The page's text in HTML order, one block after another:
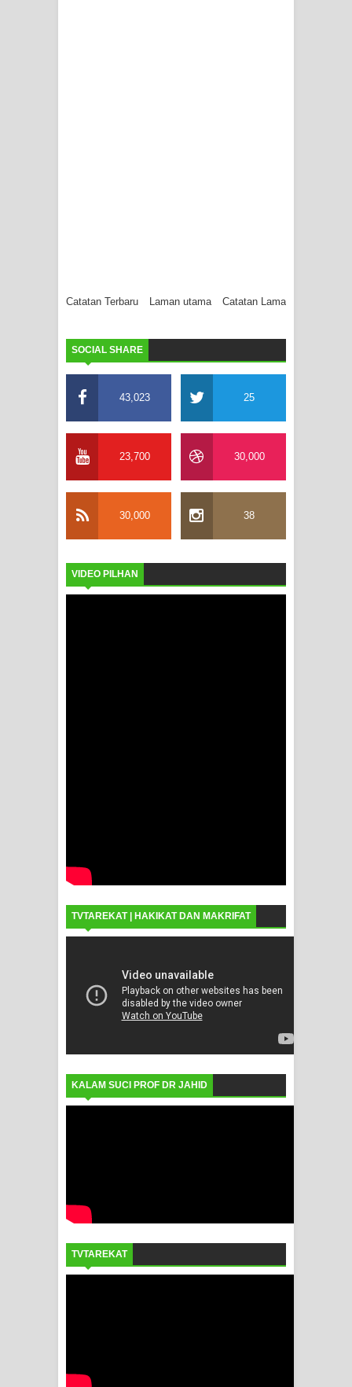
Catatan Terbaru Catatan Lama
Laman utama
SOCIAL SHARE
43,023 25
23,700 30,000
30,000 38
VIDEO PILHAN
TVTAREKAT | HAKIKAT DAN MAKRIFAT
KALAM SUCI PROF DR JAHID
TVTAREKAT